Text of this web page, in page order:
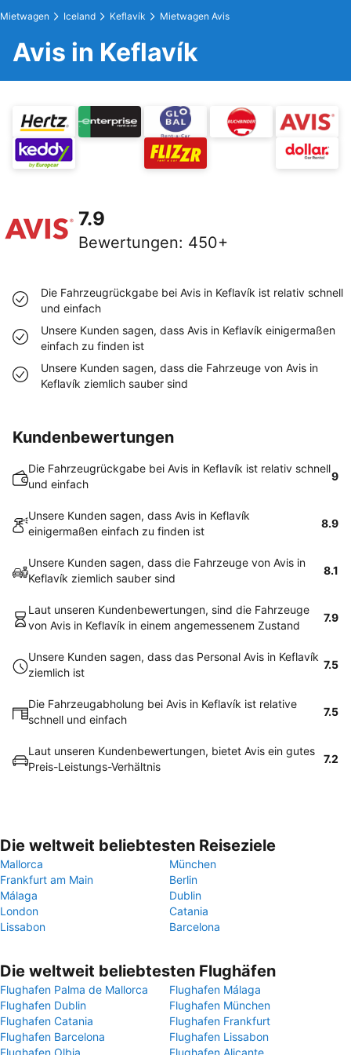
Mietwagen Iceland Keflavík Mietwagen Avis
Avis in Keflavík
7.9
Bewertungen: 450+
Die Fahrzeugrückgabe bei Avis in Keflavík ist relativ schnell
und einfach
Unsere Kunden sagen, dass Avis in Keflavík einigermaßen
einfach zu finden ist
Unsere Kunden sagen, dass die Fahrzeuge von Avis in
Keflavík ziemlich sauber sind
Kundenbewertungen
Die Fahrzeugrückgabe bei Avis in Keflavík ist relativ schnell
und einfach
9
Unsere Kunden sagen, dass Avis in Keflavík
einigermaßen einfach zu finden ist
8.9
Unsere Kunden sagen, dass die Fahrzeuge von Avis in
Keflavík ziemlich sauber sind
8.1
Laut unseren Kundenbewertungen, sind die Fahrzeuge
von Avis in Keflavík in einem angemessenem Zustand
7.9
Unsere Kunden sagen, dass das Personal Avis in Keflavík
ziemlich ist
7.5
Die Fahrzeugabholung bei Avis in Keflavík ist relative
schnell und einfach
7.5
Laut unseren Kundenbewertungen, bietet Avis ein gutes
Preis-Leistungs-Verhältnis
7.2
Die weltweit beliebtesten Reiseziele
Mallorca
München
Frankfurt am Main
Berlin
Málaga
Dublin
London
Catania
Lissabon
Barcelona
Die weltweit beliebtesten Flughäfen
Flughafen Palma de Mallorca
Flughafen Málaga
Flughafen Dublin
Flughafen München
Flughafen Catania
Flughafen Frankfurt
Flughafen Barcelona
Flughafen Lissabon
Flughafen Olbia
Flughafen Alicante